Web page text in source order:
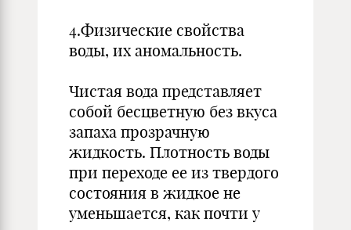
4.Физические свойства
воды, их аномальность.
Чистая вода представляет
собой бесцветную без вкуса
запаха прозрачную
жидкость. Плотность воды
при переходе ее из твердого
состояния в жидкое не
уменьшается, как почти у